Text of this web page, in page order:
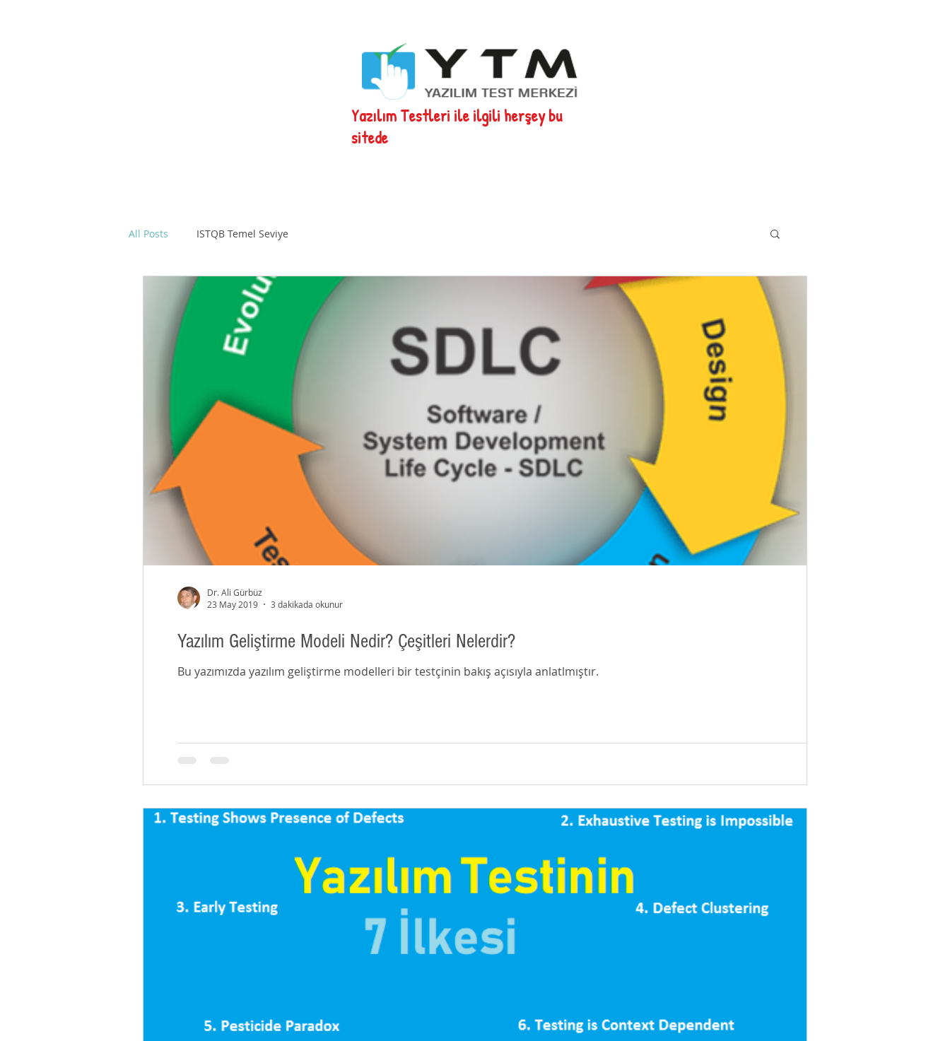
Yazılım Testleri ile ilgili herşey bu
sitede
All Posts ISTQB Temel Seviye
Yazılım Geliştirme Modeli Nedir? Çeşitleri Nelerdir?
Bu yazımızda yazılım geliştirme modelleri bir testçinin bakış açısıyla anlatlmıştır.
Dr. Ali Gürbüz
23 May 2019
3 dakikada okunur